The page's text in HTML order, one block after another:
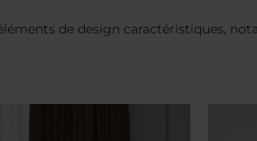
de design caractéristiques,